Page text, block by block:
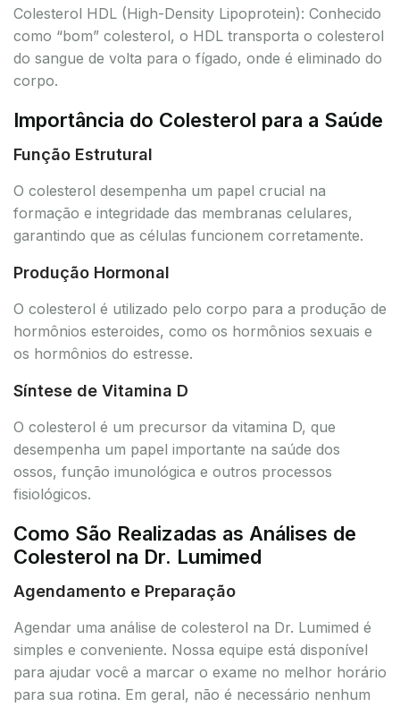
Colesterol HDL (High-Density Lipoprotein): Conhecido
como “bom” colesterol, o HDL transporta o colesterol
do sangue de volta para o fígado, onde é eliminado do
corpo.
Importância do Colesterol para a Saúde
Função Estrutural
O colesterol desempenha um papel crucial na
formação e integridade das membranas celulares,
garantindo que as células funcionem corretamente.
Produção Hormonal
O colesterol é utilizado pelo corpo para a produção de
hormônios esteroides, como os hormônios sexuais e
os hormônios do estresse.
Síntese de Vitamina D
O colesterol é um precursor da vitamina D, que
desempenha um papel importante na saúde dos
ossos, função imunológica e outros processos
fisiológicos.
Como São Realizadas as Análises de
Colesterol na Dr. Lumimed
Agendamento e Preparação
Agendar uma análise de colesterol na Dr. Lumimed é
simples e conveniente. Nossa equipe está disponível
para ajudar você a marcar o exame no melhor horário
para sua rotina. Em geral, não é necessário nenhum